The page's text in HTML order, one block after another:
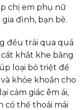
chị em phụ nữ
đình, bạn bè.
đều trải qua quá
khắt khe bằng
loại bỏ triệt để
khỏe khoắn cho
cảm giác êm ái,
có thể thoải mái